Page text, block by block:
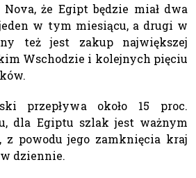
że Egipt będzie miał dwa
w tym miesiącu, a drugi w
też jest zakup największej
Wschodzie i kolejnych pięciu
przepływa około 15 proc.
dla Egiptu szlak jest ważnym
z powodu jego zamknięcia kraj
dziennie.